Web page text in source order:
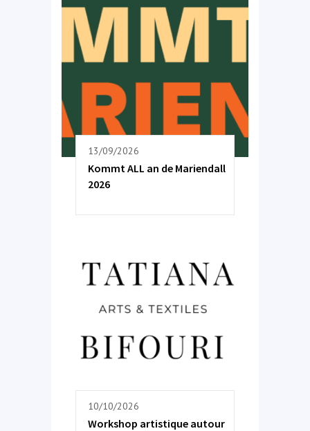
13/09/2026
Kommt ALL an de Mariendall
2026
10/10/2026
Workshop artistique autour